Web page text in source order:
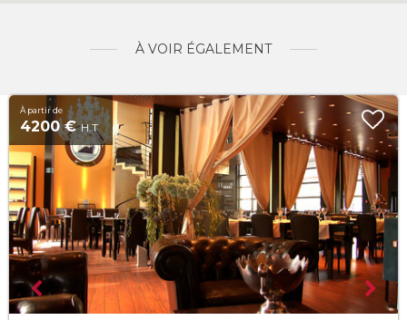
À VOIR ÉGALEMENT
À partir de
4200 €H.T